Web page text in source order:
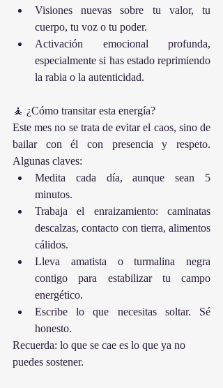
Visiones nuevas sobre tu valor, tu
cuerpo, tu voz o tu poder.
Activación emocional profunda,
especialmente si has estado reprimiendo
la rabia o la autenticidad.
🧘 ¿Cómo transitar esta energía?
Este mes no se trata de evitar el caos, sino de
bailar con él con presencia y respeto.
Algunas claves:
Medita cada día, aunque sean 5
minutos.
Trabaja el enraizamiento: caminatas
descalzas, contacto con tierra, alimentos
cálidos.
Lleva amatista o turmalina negra
contigo para estabilizar tu campo
energético.
Escribe lo que necesitas soltar. Sé
honesto.
Recuerda: lo que se cae es lo que ya no
puedes sostener.